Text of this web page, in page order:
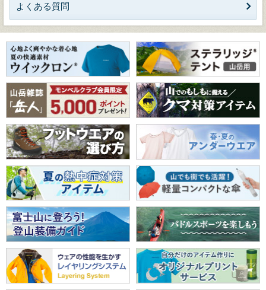
よくある質問